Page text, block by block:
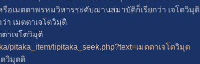
อเมตตาพรหมวิหารระดับฌานสมาบัติก็เรียกว่า เจโตวิมุติ
า เมตตาเจโตวิมุติ
จโตวิมุติ
pitaka_item/tipitaka_seek.php?text=เมตตาเจโตวิมุต
มุตติ